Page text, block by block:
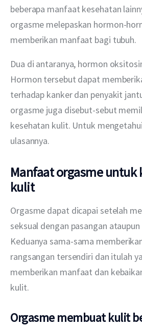
Layanan
beberapa manfaat kesehatan
orgasme melepaskan hormon-
memberikan manfaat bagi tubuh.
Dua di antaranya, hormon
Hormon tersebut dapat
terhadap kanker dan penyakit
orgasme juga disebut-sebut
kesehatan kulit. Untuk
ulasannya.
Manfaat orgasme untuk
kulit
Orgasme dapat dicapai setelah
seksual dengan pasangan
Keduanya sama-sama
rangsangan tersendiri dan itulah
memberikan manfaat dan
kulit.
Orgasme membuat kulit